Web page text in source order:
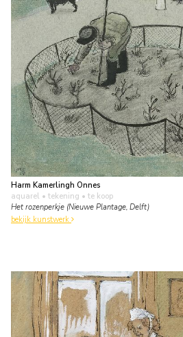
Harm Kamerlingh Onnes
aquarel • tekening • te koop
Het rozenperkje (Nieuwe Plantage, Delft)
bekijk kunstwerk